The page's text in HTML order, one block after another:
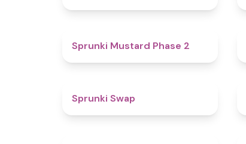
Sprunki Mustard Phase 2
Sprunki Swap